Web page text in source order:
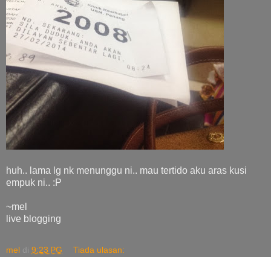
huh.. lama lg nk menunggu ni.. mau tertido aku aras kusi
empuk ni.. :P
~mel
live blogging
mel di 9:23 PG Tiada ulasan: